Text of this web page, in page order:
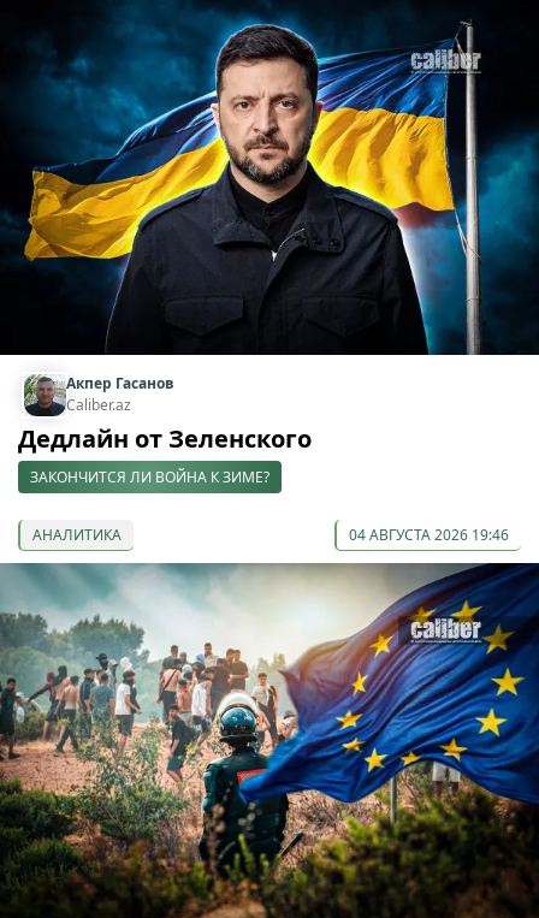
Акпер Гасанов
Caliber.az
Дедлайн от Зеленского
ЗАКОНЧИТСЯ ЛИ ВОЙНА К ЗИМЕ?
АНАЛИТИКА 04 АВГУСТА 2026 19:46